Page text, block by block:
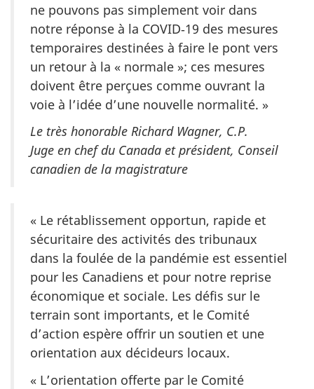
ne pouvons pas simplement voir dans
notre réponse à la COVID‑19 des mesures
temporaires destinées à faire le pont vers
un retour à la « normale »; ces mesures
doivent être perçues comme ouvrant la
voie à l’idée d’une nouvelle normalité. »
Le très honorable Richard Wagner, C.P.
Juge en chef du Canada et président, Conseil
canadien de la magistrature
« Le rétablissement opportun, rapide et
sécuritaire des activités des tribunaux
dans la foulée de la pandémie est essentiel
pour les Canadiens et pour notre reprise
économique et sociale. Les défis sur le
terrain sont importants, et le Comité
d’action espère offrir un soutien et une
orientation aux décideurs locaux.
« L’orientation offerte par le Comité